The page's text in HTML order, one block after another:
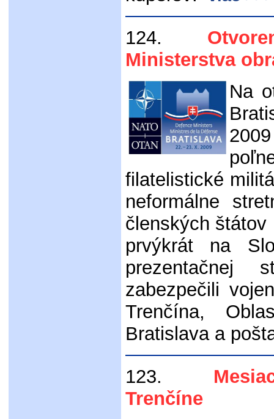
124.
Ministerstva
Na
filatelistické
neformálne
členských štátov
prvýkrát na
prezentačnej
zabezpečili
Trenčína,
Bratislava a
123.
Trenčíne